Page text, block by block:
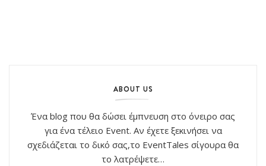
ABOUT US
Ένα blog που θα δώσει έμπνευση στο όνειρο σας
για ένα τέλειο Event. Αν έχετε ξεκινήσει να
σχεδιάζεται το δικό σας,το EventTales σίγουρα θα
το λατρέψετε…